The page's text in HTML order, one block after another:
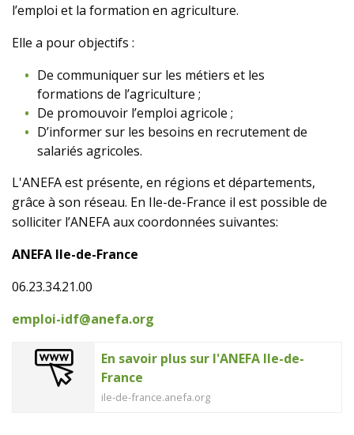
l’emploi et la formation en agriculture.
Elle a pour objectifs :
De communiquer sur les métiers et les
formations de l’agriculture ;
De promouvoir l’emploi agricole ;
D’informer sur les besoins en recrutement de
salariés agricoles.
L'ANEFA est présente, en régions et départements,
grâce à son réseau. En Ile-de-France il est possible de
solliciter l’ANEFA aux coordonnées suivantes:
ANEFA Ile-de-France
06.23.34.21.00
emploi-idf@anefa.org
En savoir plus sur l'ANEFA Ile-de-
France
ile-de-france.anefa.org